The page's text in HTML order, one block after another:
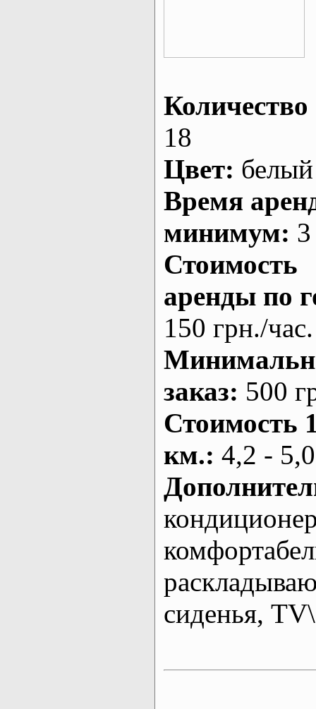
Количество
18
Цвет: белый
Время
минимум:
Стоимость
аренды по
150 грн./час.
заказ: 500
Стоимость
км.: 4,2 -
сиденья,